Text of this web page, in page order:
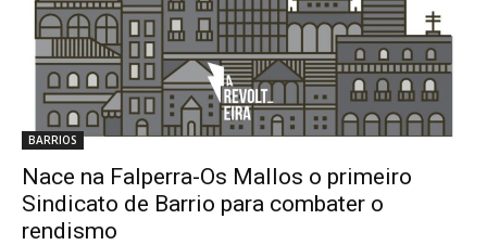
BARRIOS
Nace na Falperra-Os Mallos o primeiro
Sindicato de Barrio para combater o
rendismo